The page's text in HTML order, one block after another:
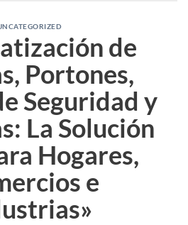
de
Portones,
Seguridad y
La Solución
Hogares,
e